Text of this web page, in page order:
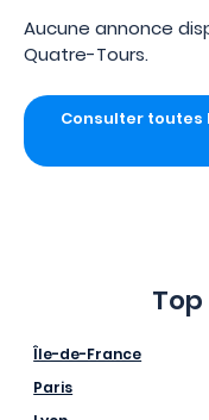
Aucune annonce
Quatre-Tours.
Consulter
Île-de-France
Paris